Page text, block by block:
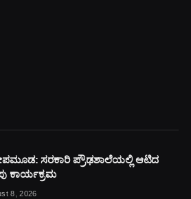
ಸರಕಾರಿ ಪ್ರೌಢಶಾಲೆಯಲ್ಲಿ ಆಟಿದ
ಕಾರ್ಯಕ್ರಮ
8, 2026